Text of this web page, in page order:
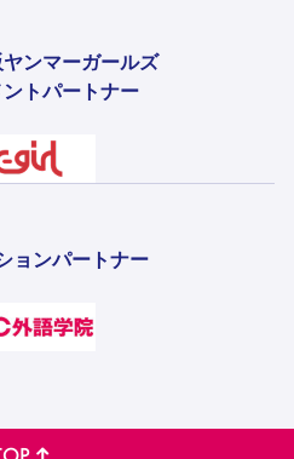
ンマーガールズ
トパートナー
ョンパートナー